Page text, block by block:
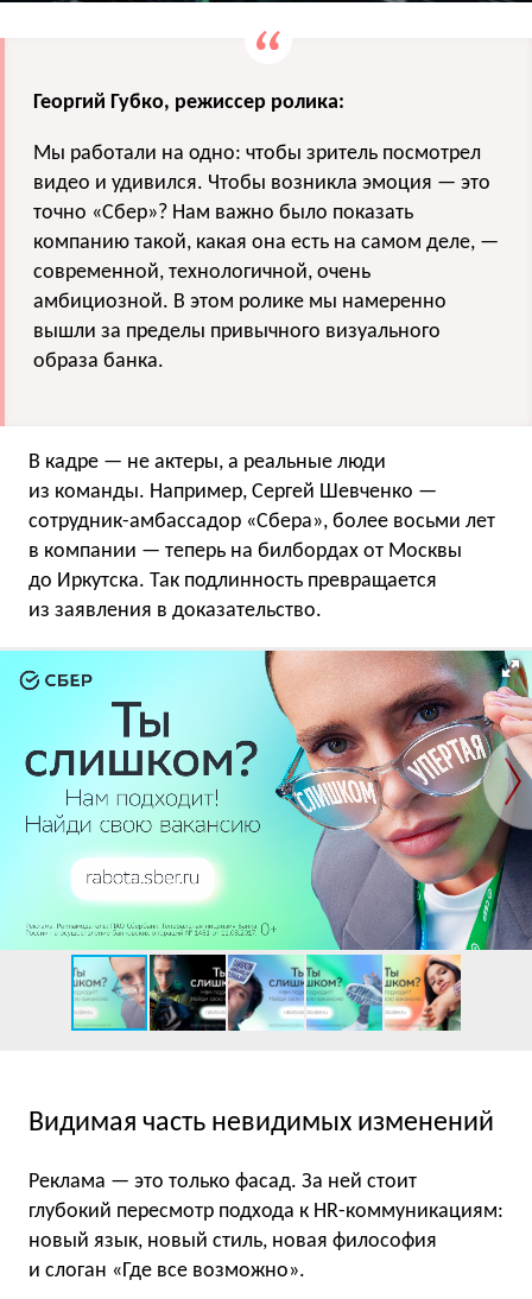
Георгий Губко, режиссер ролика:
Мы работали на одно: чтобы зритель посмотрел
видео и удивился. Чтобы возникла эмоция — это
точно «Сбер»? Нам важно было показать
компанию такой, какая она есть на самом деле, —
современной, технологичной, очень
амбициозной. В этом ролике мы намеренно
вышли за пределы привычного визуального
образа банка.
В кадре — не актеры, а реальные люди
из команды. Например, Сергей Шевченко —
сотрудник-амбассадор «Сбера», более восьми лет
в компании — теперь на билбордах от Москвы
до Иркутска. Так подлинность превращается
из заявления в доказательство.
Видимая часть невидимых изменений
Реклама — это только фасад. За ней стоит
глубокий пересмотр подхода к HR-коммуникациям:
новый язык, новый стиль, новая философия
и слоган «Где все возможно».